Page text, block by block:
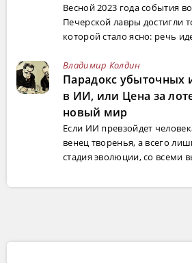
Весной 2023 года события
Печерской лавры достигли
которой стало ясно: речь
Владимир Колдин
Парадокс убыточных
в ИИ, или Цена за
новый мир
Если ИИ превзойдет
венец творенья, а всего
стадия эволюции, со всеми